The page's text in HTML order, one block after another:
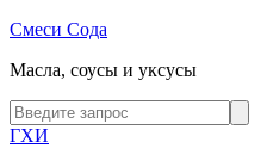
Смеси Сода
Масла, соусы и уксусы
ГХИ